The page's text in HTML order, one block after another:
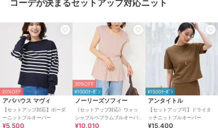
コーデが決まるセットアップ対応ニット
20%OFF
アバハウス マヴィ
【セットアップ対応】ボーダ
ーニットプルオーバー
¥5,500
30%OFF
¥1000ｸｰﾎﾟﾝ
ノーリーズソフィー
《セットアップ対応》ウォッ
シャブルペプラムプルオーバ
ー
¥10,010
¥1500ｸｰﾎﾟﾝ
アンタイトル
【セットアップ可】ドライタ
ッチニットプルオーバー
¥15,400